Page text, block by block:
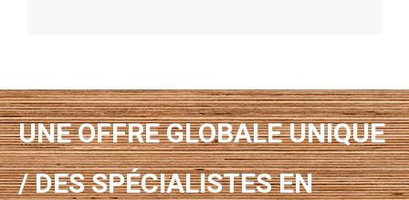
UNE OFFRE GLOBALE UNIQUE
/ DES SPÉCIALISTES EN